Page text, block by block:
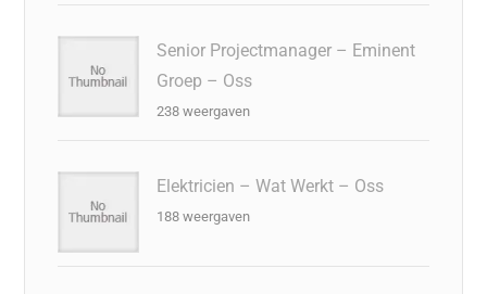
Senior Projectmanager – Eminent
Groep – Oss
238 weergaven
Elektricien – Wat Werkt – Oss
188 weergaven